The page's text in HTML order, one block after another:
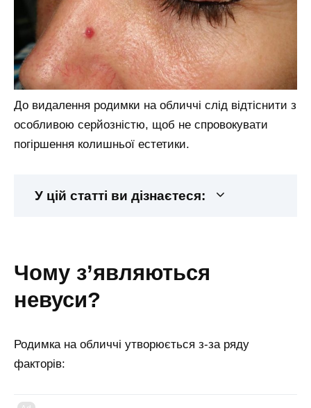
До видалення родимки на обличчі слід відтіснити з
особливою серйозністю, щоб не спровокувати
погіршення колишньої естетики.
У цій статті ви дізнаєтеся:
чому з’являються
невуси?
Родимка на обличчі утворюється з-за ряду
факторів: